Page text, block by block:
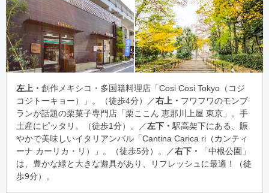
左上・ 創作メキシコ・多国籍料理店「Cosi Cosi Tokyo（コジ
コジトーキョー）」。（徒歩4分）／右上・ フワフワのモンブ
ランが話題の栗菓子専門店「栗ここん 恵那川上屋 東京」。手
土産にピッタリ。（徒歩1分）。／左下・駅高架下にある、賑
やかで美味しいイタリアンバル「Cantina Carica ri（カンティ
ーナ カーリカ・リ）」。（徒歩5分）。／右下・
「中根公園」
は、豊かな緑と大きな遊具があり、リフレッシュに最適！（徒
歩9分）。